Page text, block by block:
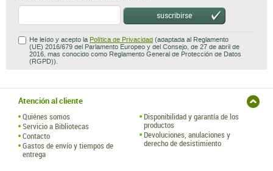
suscribirse
He leído y acepto la Política de Privacidad (adaptada al Reglamento
(UE) 2016/679 del Parlamento Europeo y del Consejo, de 27 de abril de
2016, mas conocido como Reglamento General de Protección de Datos
(RGPD)).
Atención al cliente
Quiénes somos
Servicio a Bibliotecas
Contacto
Gastos de envío y tiempos de
entrega
Disponibilidad y garantía de los
productos
Devoluciones, anulaciones y
derecho de desistimiento